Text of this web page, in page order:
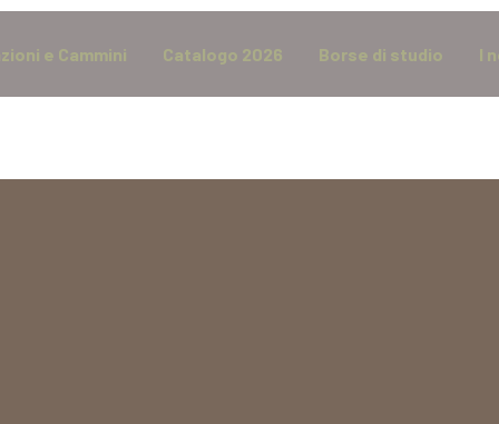
e Cammini Catalogo 2026 Borse di studio I